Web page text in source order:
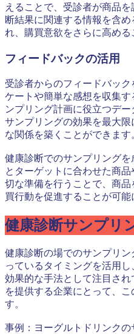
えることで、受診者が商品
断結果に関連する情報を含
れ、購買意欲をさらに高める
フィードバックの活用
受診者からのフィードバッ
ケートや簡単な感想を収集
ンプリング計画に役立つデー
サンプリングの効果を最大
な関係を築くことができます
健康診断でのサンプリング
とターゲットに合わせた商
切な準備を行うことで、商
買行動を促進することが可能
健康診断サンプリ
健康診断の場でのサンプリ
っているタイミングを活用
効果的な手法として注目さ
を提供する企業にとって、
す。
事例：ヨーグルトドリンクの